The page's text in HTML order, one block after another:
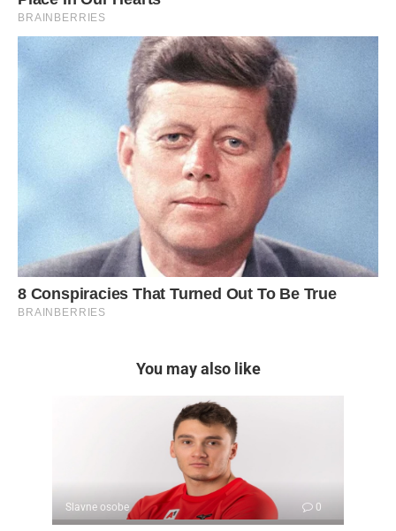
You may also like
Slavne osobe 0